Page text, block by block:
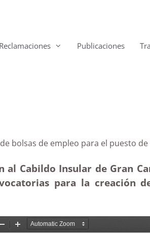
Reclamaciones Publicaciones
de bolsas de empleo para el
Cabildo Insular de Gran
para la creación